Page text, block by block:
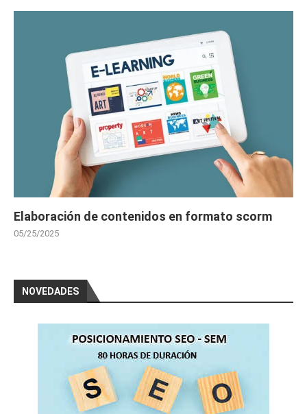
Elaboración de contenidos en formato scorm
05/25/2025
NOVEDADES